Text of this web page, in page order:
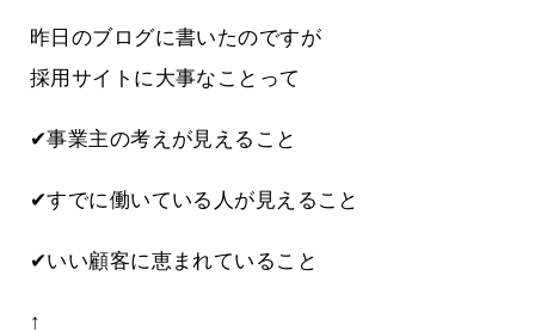
昨日のブログに書いたのですが
採用サイトに大事なことって
✔事業主の考えが見えること
✔すでに働いている人が見えること
✔いい顧客に恵まれていること
↑